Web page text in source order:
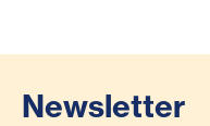
Newsletter